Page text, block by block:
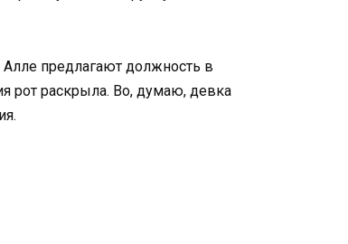
предлагают должность в
рот раскрыла. Во, думаю, девка